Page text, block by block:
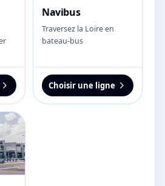
Navibus
Traversez la Loire en
bateau-bus
Choisir une ligne